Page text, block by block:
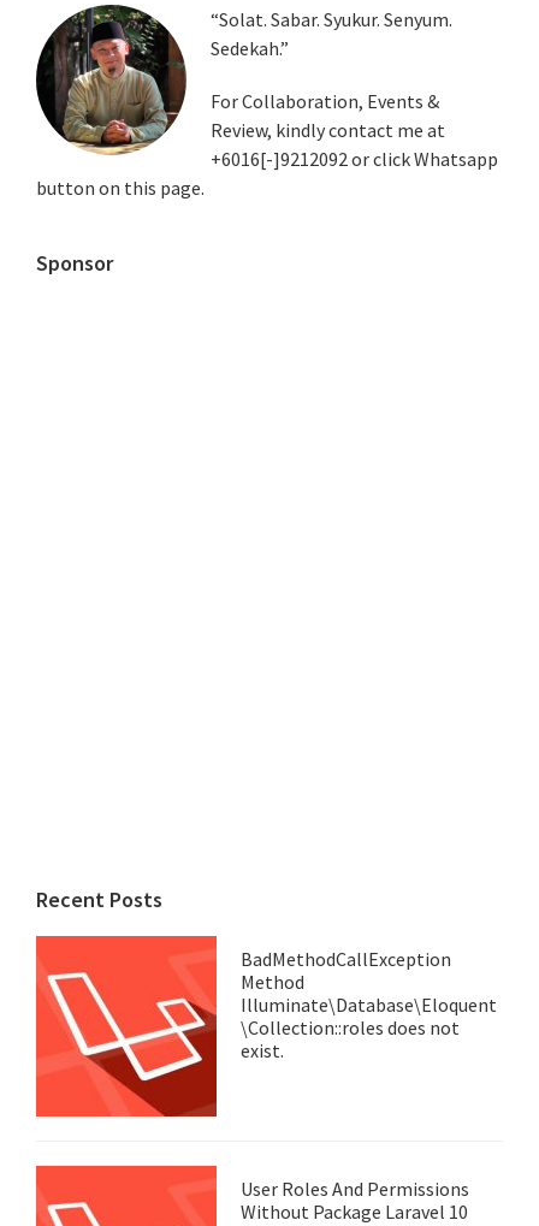
Primary
Sidebar
“Solat. Sabar. Syukur. Senyum.
Sedekah.”
For Collaboration, Events &
Review, kindly contact me at
+6016[-]9212092 or click Whatsapp
button on this page.
Sponsor
Recent Posts
BadMethodCallException
Method
Illuminate\Database\Eloquent
\Collection::roles does not
exist.
User Roles And Permissions
Without Package Laravel 10